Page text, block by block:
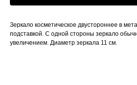
Зеркало косметическое двустороннее в
подставкой. С одной стороны зеркало
увеличением. Диаметр зеркала 11 см.